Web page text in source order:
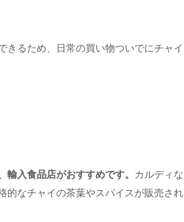
きるため、日常の買い物ついでにチャイ
入食品店がおすすめです。
カルディな
的なチャイの茶葉やスパイスが販売され